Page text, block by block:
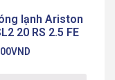
lạnh Ariston
20 RS 2.5 FE
VND